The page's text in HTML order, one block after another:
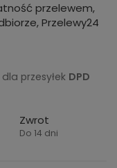
przelewem,
Przelewy24
dla przesyłek DPD
Zwrot
Do 14 dni